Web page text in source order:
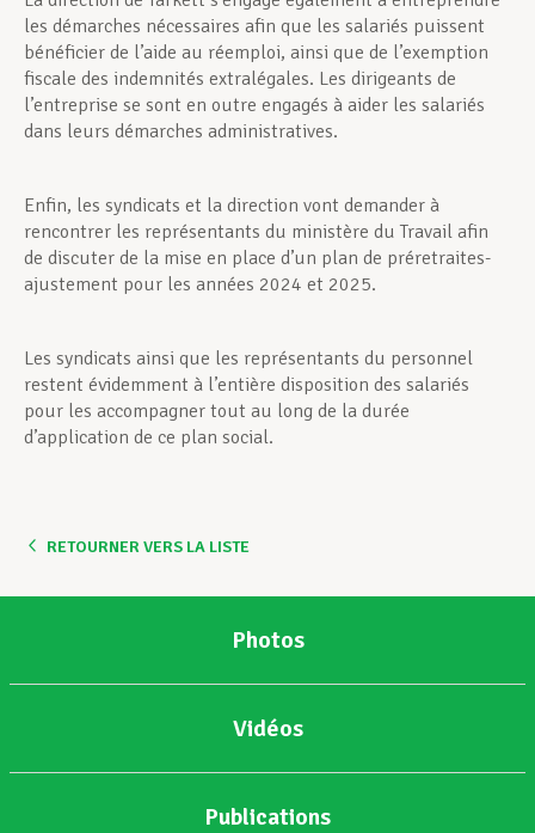
les démarches nécessaires afin que les salariés puissent
bénéficier de l’aide au réemploi, ainsi que de l’exemption
fiscale des indemnités extralégales. Les dirigeants de
l’entreprise se sont en outre engagés à aider les salariés
dans leurs démarches administratives.
Enfin, les syndicats et la direction vont demander à
rencontrer les représentants du ministère du Travail afin
de discuter de la mise en place d’un plan de préretraites-
ajustement pour les années 2024 et 2025.
Les syndicats ainsi que les représentants du personnel
restent évidemment à l’entière disposition des salariés
pour les accompagner tout au long de la durée
d’application de ce plan social.
RETOURNER VERS LA LISTE
Photos
Vidéos
Publications